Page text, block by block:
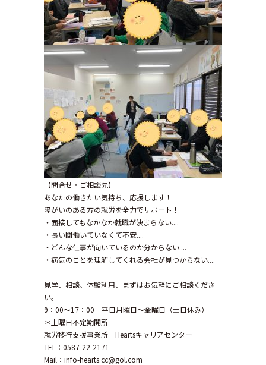
【問合せ・ご相談先】
あなたの働きたい気持ち、応援します！
障がいのある方の就労を全力でサポート！
・面接してもなかなか就職が決まらない....
・長い間働いていなくて不安....
・どんな仕事が向いているのか分からない....
・病気のことを理解してくれる会社が見つからない....
見学、相談、体験利用、まずはお気軽にご相談くださ
い。
9：00～17：00 平日月曜日～金曜日（土日休み）
＊土曜日不定期開所
就労移行支援事業所 Heartsキャリアセンター
TEL：0587-22-2171
Mail：info-hearts.cc@gol.com